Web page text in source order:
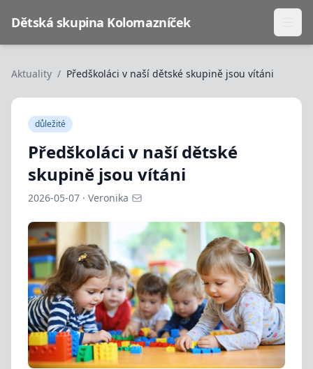
Dětská skupina Kolomazníček
Aktuality / Předškoláci v naší dětské skupině jsou vítáni
důležité
Předškoláci v naší dětské
skupině jsou vítáni
2026-05-07 · Veronika